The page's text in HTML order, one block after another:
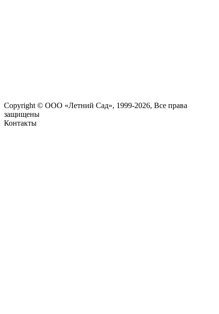
Copyright © ООО «Летний Сад», 1999-2026, Все права
защищены
Контакты